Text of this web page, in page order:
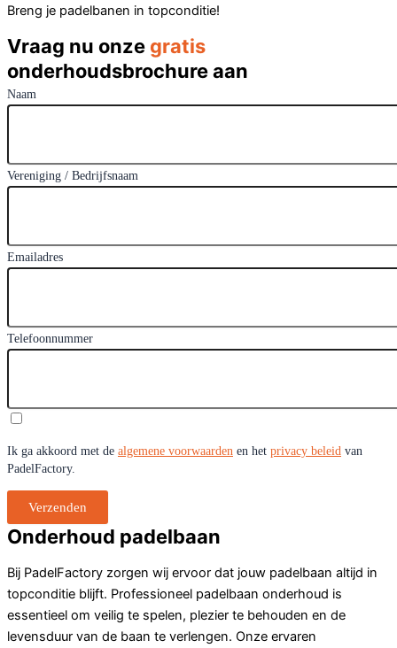
Breng je padelbanen in topconditie!
Vraag nu onze gratis
onderhoudsbrochure aan
Naam
Vereniging / Bedrijfsnaam
Emailadres
Telefoonnummer
Ik ga akkoord met de algemene voorwaarden en het privacy beleid van
PadelFactory.
Verzenden
Onderhoud padelbaan
Bij PadelFactory zorgen wij ervoor dat jouw padelbaan altijd in
topconditie blijft. Professioneel padelbaan onderhoud is
essentieel om veilig te spelen, plezier te behouden en de
levensduur van de baan te verlengen. Onze ervaren